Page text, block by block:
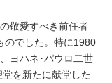
敬愛すべき前任者
のでした。特に1980
ヨハネ･パウロ二世
を新たに献堂した